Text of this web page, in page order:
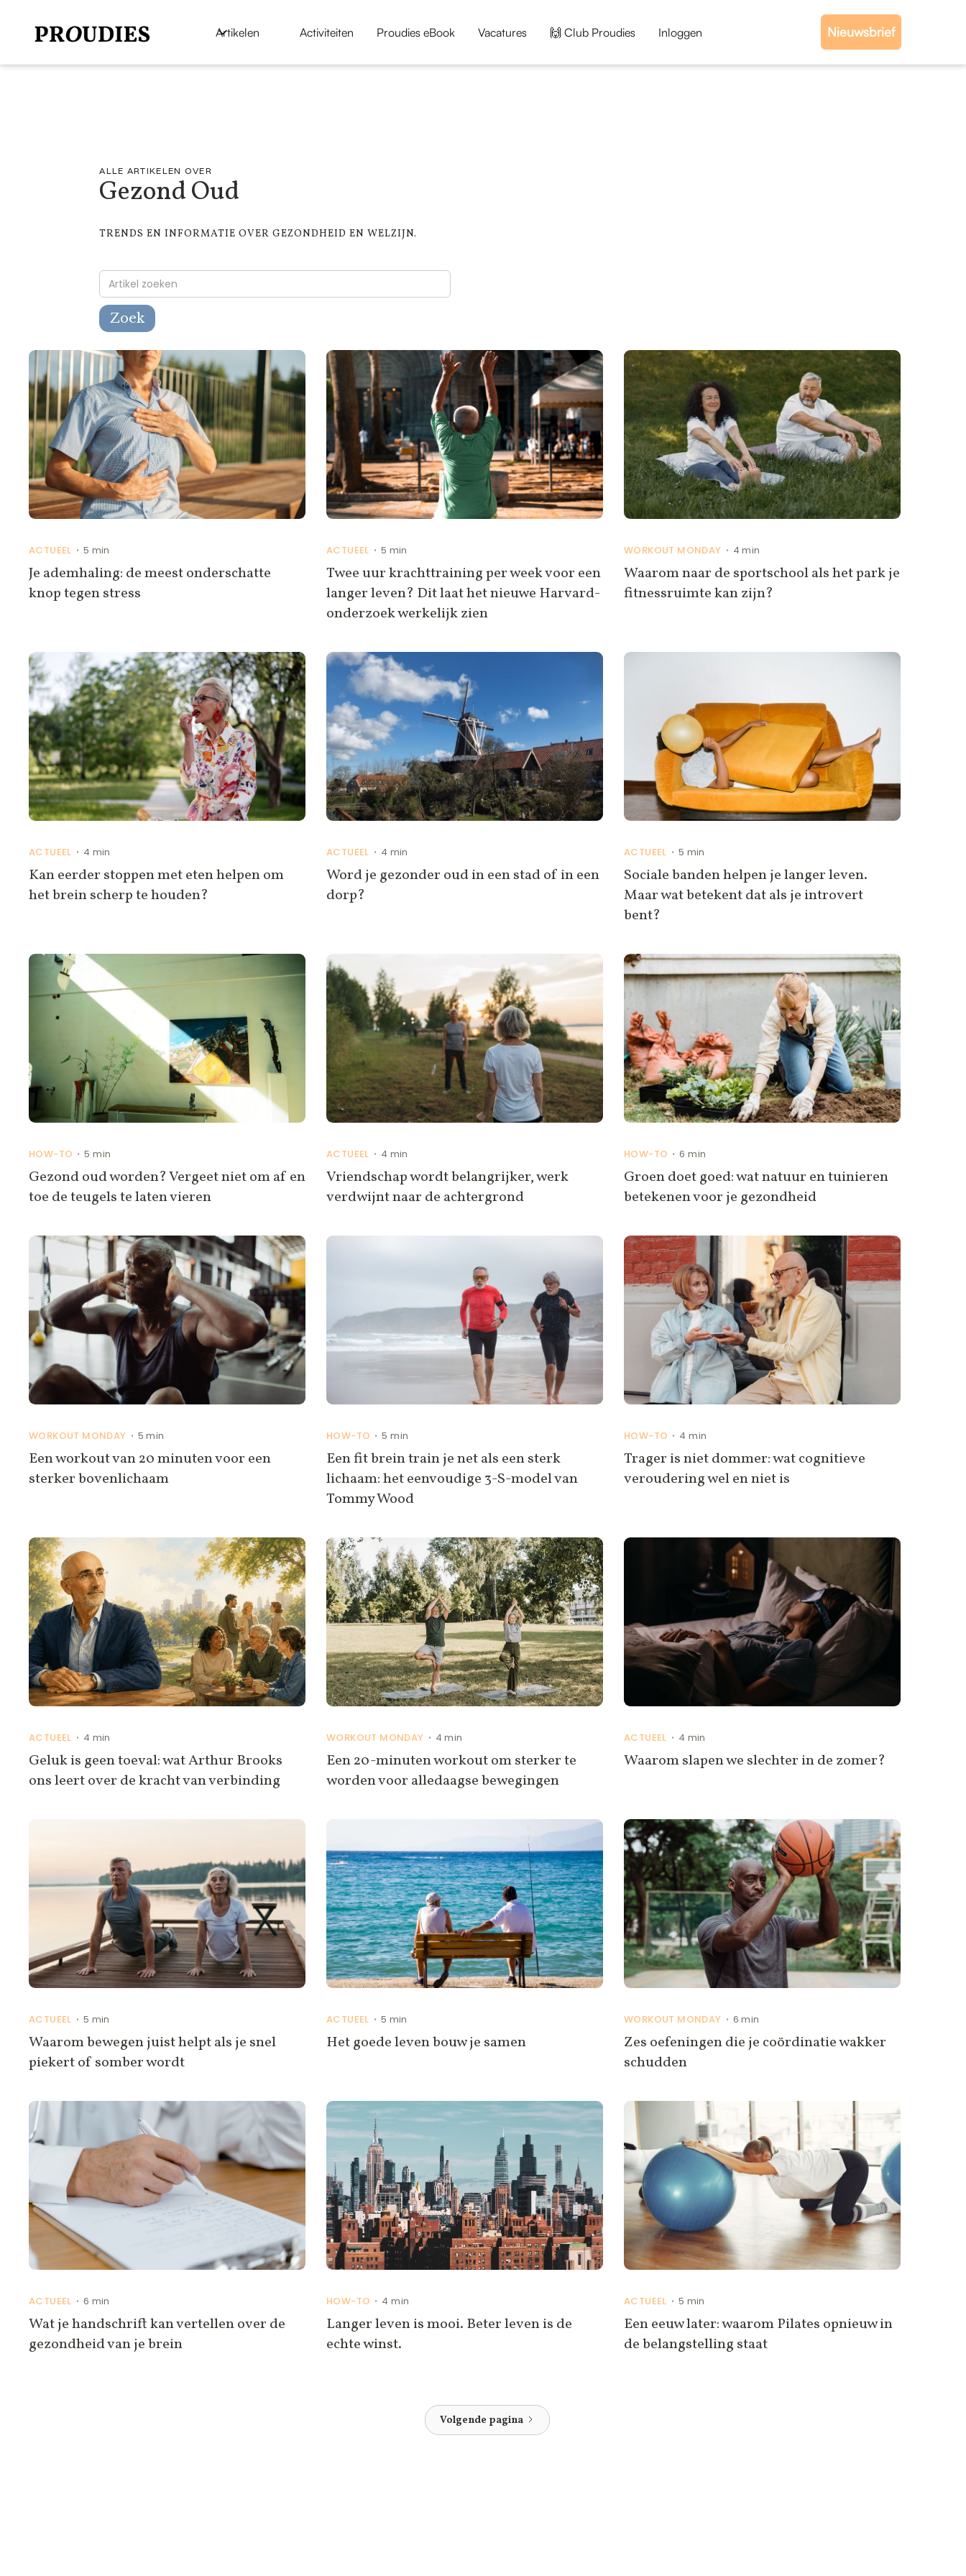
Artikelen Activiteiten Proudies eBook Vacatures 🙌 Club Proudies Inloggen Nieuwsbrief
ALLE ARTIKELEN OVER
Gezond Oud
TRENDS EN INFORMATIE OVER GEZONDHEID EN WELZIJN.
ACTUEEL • 5 min
Je ademhaling: de meest onderschatte
knop tegen stress
ACTUEEL • 5 min
Twee uur krachttraining per week voor een
langer leven? Dit laat het nieuwe Harvard-
onderzoek werkelijk zien
WORKOUT MONDAY • 4 min
Waarom naar de sportschool als het park je
fitnessruimte kan zijn?
ACTUEEL • 4 min
Kan eerder stoppen met eten helpen om
het brein scherp te houden?
ACTUEEL • 4 min
Word je gezonder oud in een stad of in een
dorp?
ACTUEEL • 5 min
Sociale banden helpen je langer leven.
Maar wat betekent dat als je introvert
bent?
HOW-TO •5 min
Gezond oud worden? Vergeet niet om af en
toe de teugels te laten vieren
ACTUEEL • 4 min
Vriendschap wordt belangrijker, werk
verdwijnt naar de achtergrond
HOW-TO •6 min
Groen doet goed: wat natuur en tuinieren
betekenen voor je gezondheid
WORKOUT MONDAY • 5 min
Een workout van 20 minuten voor een
sterker bovenlichaam
HOW-TO •5 min
Een fit brein train je net als een sterk
lichaam: het eenvoudige 3-S-model van
Tommy Wood
HOW-TO • 4 min
Trager is niet dommer: wat cognitieve
veroudering wel en niet is
ACTUEEL • 4 min
Geluk is geen toeval: wat Arthur Brooks
ons leert over de kracht van verbinding
WORKOUT MONDAY • 4 min
Een 20-minuten workout om sterker te
worden voor alledaagse bewegingen
ACTUEEL • 4 min
Waarom slapen we slechter in de zomer?
ACTUEEL • 5 min
Waarom bewegen juist helpt als je snel
piekert of somber wordt
ACTUEEL • 5 min
Het goede leven bouw je samen
WORKOUT MONDAY • 6 min
Zes oefeningen die je coördinatie wakker
schudden
ACTUEEL • 6 min
Wat je handschrift kan vertellen over de
gezondheid van je brein
HOW-TO • 4 min
Langer leven is mooi. Beter leven is de
echte winst.
ACTUEEL • 5 min
Een eeuw later: waarom Pilates opnieuw in
de belangstelling staat
Volgende pagina